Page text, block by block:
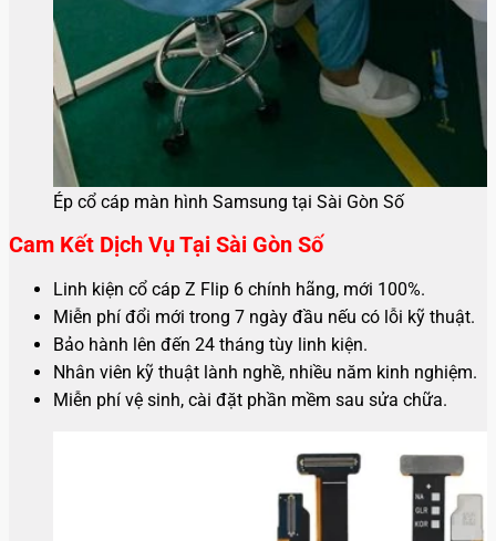
Ép cổ cáp màn hình Samsung tại Sài Gòn Số
Cam Kết Dịch Vụ Tại Sài Gòn Số
Linh kiện cổ cáp Z Flip 6 chính hãng, mới 100%.
Miễn phí đổi mới trong 7 ngày đầu nếu có lỗi kỹ thuật.
Bảo hành lên đến 24 tháng tùy linh kiện.
Nhân viên kỹ thuật lành nghề, nhiều năm kinh nghiệm.
Miễn phí vệ sinh, cài đặt phần mềm sau sửa chữa.